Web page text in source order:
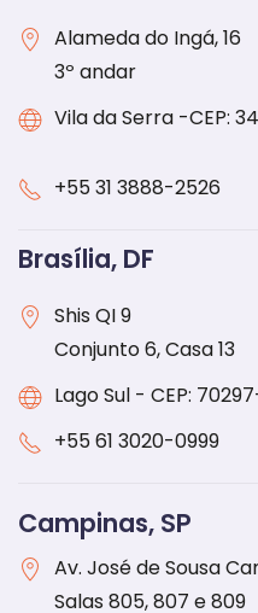
Alameda do Ingá, 16
3º andar
Vila da Serra -CEP:
+55 31 3888-2526
Brasília, DF
Shis QI 9
Conjunto 6, Casa 13
Lago Sul - CEP:
+5561 3020-0999
Campinas, SP
Av. José de Sousa
Salas 805, 807 e 809